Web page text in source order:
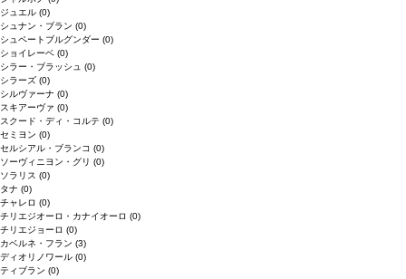
ジュエル (0)
シュナン・ブラン (0)
シュペートブルグンダー (0)
ショイレーベ (0)
シラー・ブラッシュ (0)
シラーズ (0)
シルヴァーナ (0)
スキアーヴァ (0)
スクード・ディ・コルテ (0)
セミヨン (0)
セルシアル・ブランコ (0)
ソーヴィニヨン・グリ (0)
ソラリス (0)
タナ (0)
チャレロ (0)
チリエジオーロ・カナイオーロ (0)
チリエジョーロ (0)
カベルネ・フラン (3)
ディオリノワール (0)
ティブラン (0)